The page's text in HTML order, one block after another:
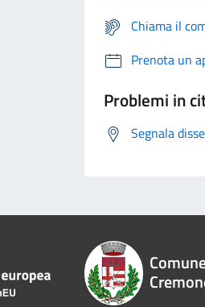
Chiama il
Prenota un
Problemi in
Segnala